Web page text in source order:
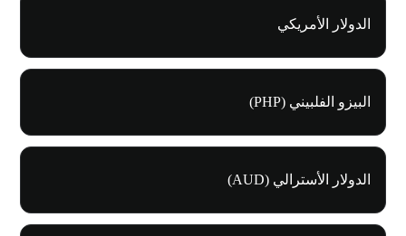
الدولار الأمريكي
البيزو الفلبيني (PHP)
الدولار الأسترالي (AUD)